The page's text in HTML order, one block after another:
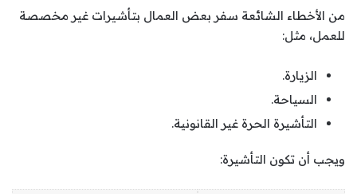
من الأخطاء الشائعة سفر بعض العمال بتأشيرات غير مخصصة
للعمل، مثل:
الزيارة.
السياحة.
التأشيرة الحرة غير القانونية.
ويجب أن تكون التأشيرة: